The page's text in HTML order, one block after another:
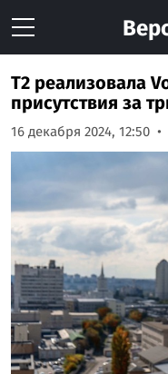
T2 реализовала
присутствия за
16 декабря 2024, 12:50